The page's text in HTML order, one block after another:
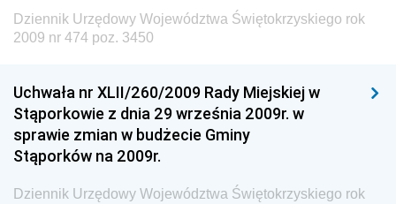
Dziennik Urzędowy Ministra Transportu, Budownictwa
i Gospodarki Morskiej
Dziennik Urzędowy Ministra Spraw Zagranicznych
Dziennik Urzędowy Centralnego Biura
Antykorupcyjnego
Wewnętrznego
Dziennik Urzędowy Województwa Świętokrzyskiego rok
2009 nr 474 poz. 3450
Uchwała nr XLII/260/2009 Rady Miejskiej w
Stąporkowie z dnia 29 września 2009r. w
sprawie zmian w budżecie Gminy
Stąporków na 2009r.
Dziennik Urzędowy Województwa Świętokrzyskiego rok